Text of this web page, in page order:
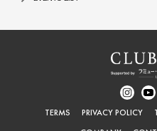
TERMS PRIVACY POLICY